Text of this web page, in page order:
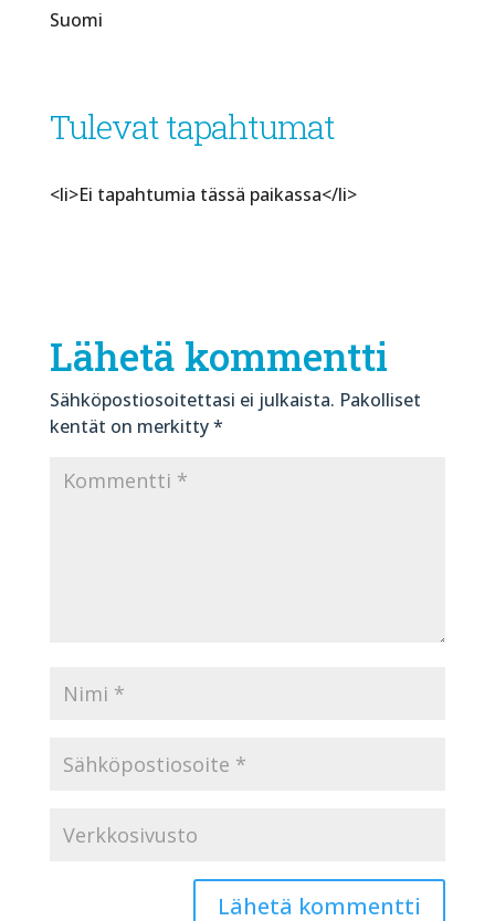
Suomi
Tulevat tapahtumat
<li>Ei tapahtumia tässä paikassa</li>
Lähetä kommentti
Sähköpostiosoitettasi ei julkaista. Pakolliset
kentät on merkitty*